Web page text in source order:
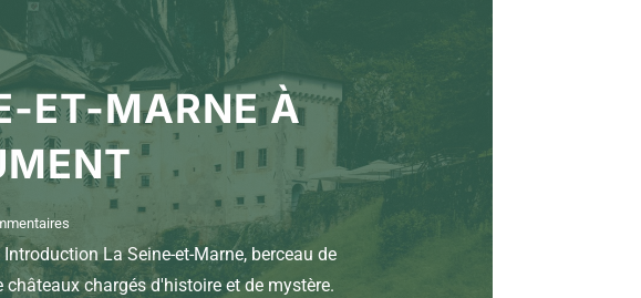
ET-MARNE À
La Seine-et-Marne, berceau de
chargés d'histoire et de mystère.